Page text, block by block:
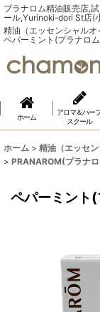
プラナロム精油販売店,
ール,Yurinoki-dori St店(
精油（エッセンシャル
ペパーミント(プラナロ
ホーム
アロマ＆ハー
スクール
ホーム > 精油（エッセ
> PRANAROM(プラナ
ペパーミント